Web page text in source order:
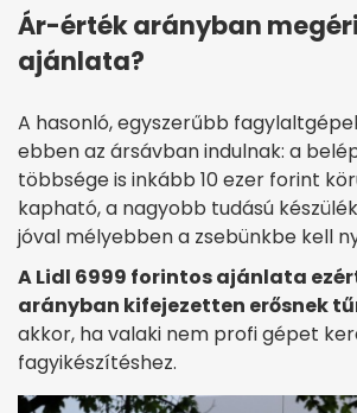
Ár-érték arányban
ajánlata?
A hasonló, egyszerűbb
ebben az ársávban indulnak: a
többsége is inkább 10 ezer forint
kapható, a nagyobb tudású
jóval mélyebben a zsebünkbe kell
A Lidl 6999 forintos ajánlata
arányban kifejezetten erősnek
akkor, ha valaki nem profi gépet
fagyikészítéshez.